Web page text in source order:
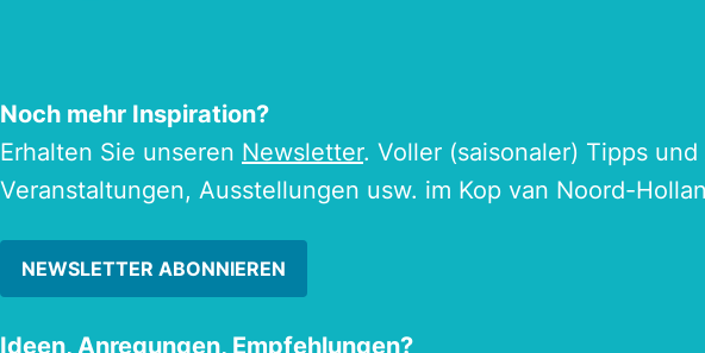
Noch mehr Inspiration?
Erhalten Sie unseren Newsletter. Voller (saisonaler) Tipps
Veranstaltungen, Ausstellungen usw. im Kop van Noord-
NEWSLETTER ABONNIEREN
Ideen, Anregungen, Empfehlungen?